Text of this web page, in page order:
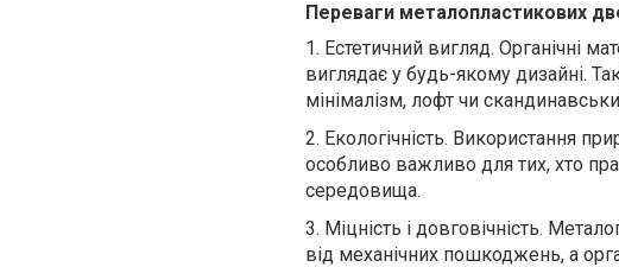
Переваги металопластикових
1. Естетичний вигляд. Органічні
виглядає у будь-якому дизайні.
мінімалізм, лофт чи
2. Екологічність. Використання
особливо важливо для тих, хто
середовища.
3. Міцність і довговічність.
від механічних пошкоджень, а